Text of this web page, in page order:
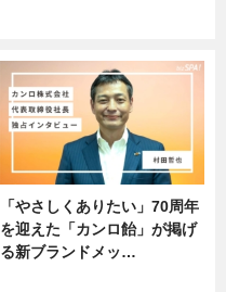
「やさしくありたい」70周年
を迎えた「カンロ飴」が掲げ
る新ブランドメッ…